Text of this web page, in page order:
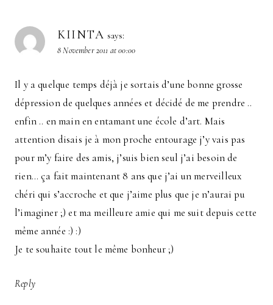
KIINTA says:
8 November 2011 at 00:00
Il y a quelque temps déjà je sortais d’une bonne grosse
dépression de quelques années et décidé de me prendre ..
enfin .. en main en entamant une école d’art. Mais
attention disais je à mon proche entourage j’y vais pas
pour m’y faire des amis, j’suis bien seul j’ai besoin de
rien… ça fait maintenant 8 ans que j’ai un merveilleux
chéri qui s’accroche et que j’aime plus que je n’aurai pu
l’imaginer ;) et ma meilleure amie qui me suit depuis cette
même année :) :)
Je te souhaite tout le même bonheur ;)
Reply